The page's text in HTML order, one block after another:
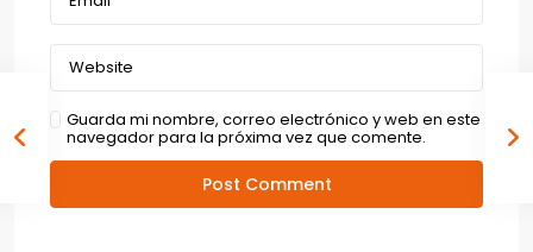
Guarda mi nombre, correo electrónico y web en este
navegador para la próxima vez que comente.